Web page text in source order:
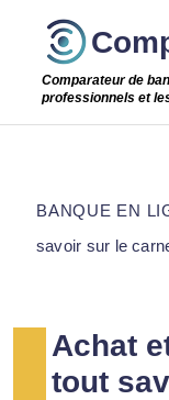
Passer
étapeComparateur de
professionnels et
Achat
tout
BANQUE EN
savoir sur le